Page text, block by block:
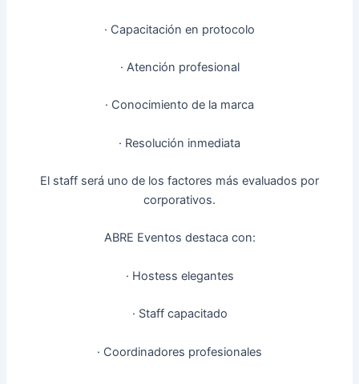
· Capacitación en protocolo
· Atención profesional
· Conocimiento de la marca
· Resolución inmediata
El staff será uno de los factores más evaluados por
corporativos.
ABRE Eventos destaca con:
· Hostess elegantes
· Staff capacitado
· Coordinadores profesionales